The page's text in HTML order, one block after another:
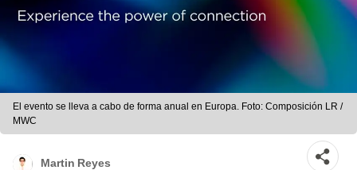
El evento se lleva a cabo de forma anual en Europa. Foto: Composición LR /
MWC
Martin Reyes